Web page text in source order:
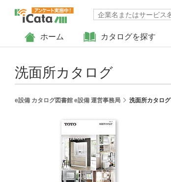
ホーム カタログを探す
洗面所カタログ
e設備 カタログ図書館 e設備 運営事務局 洗面所カタログ